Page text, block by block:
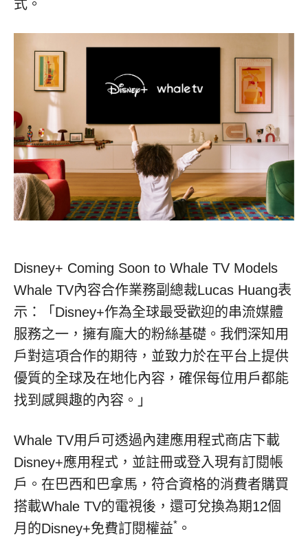
式。
Disney+ Coming Soon to Whale TV Models
Whale TV內容合作業務副總裁Lucas Huang表
示：「Disney+作為全球最受歡迎的串流媒體
服務之一，擁有龐大的粉絲基礎。我們深知用
戶對這項合作的期待，並致力於在平台上提供
優質的全球及在地化內容，確保每位用戶都能
找到感興趣的內容。」
Whale TV用戶可透過內建應用程式商店下載
Disney+應用程式，並註冊或登入現有訂閱帳
戶。在巴西和巴拿馬，符合資格的消費者購買
搭載Whale TV的電視後，還可兌換為期12個
月的Disney+免費訂閱權益* 。